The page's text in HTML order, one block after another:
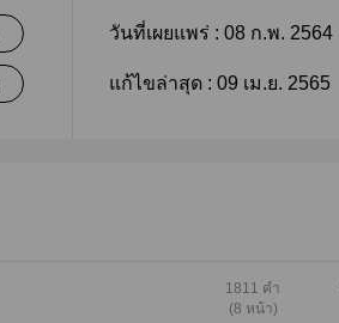
วันที่เผยแพร่ : 08 ก.พ. 2564
แก้ไขล่าสุด : 09 เม.ย. 2565
1811 คำ
(8 หน้า)